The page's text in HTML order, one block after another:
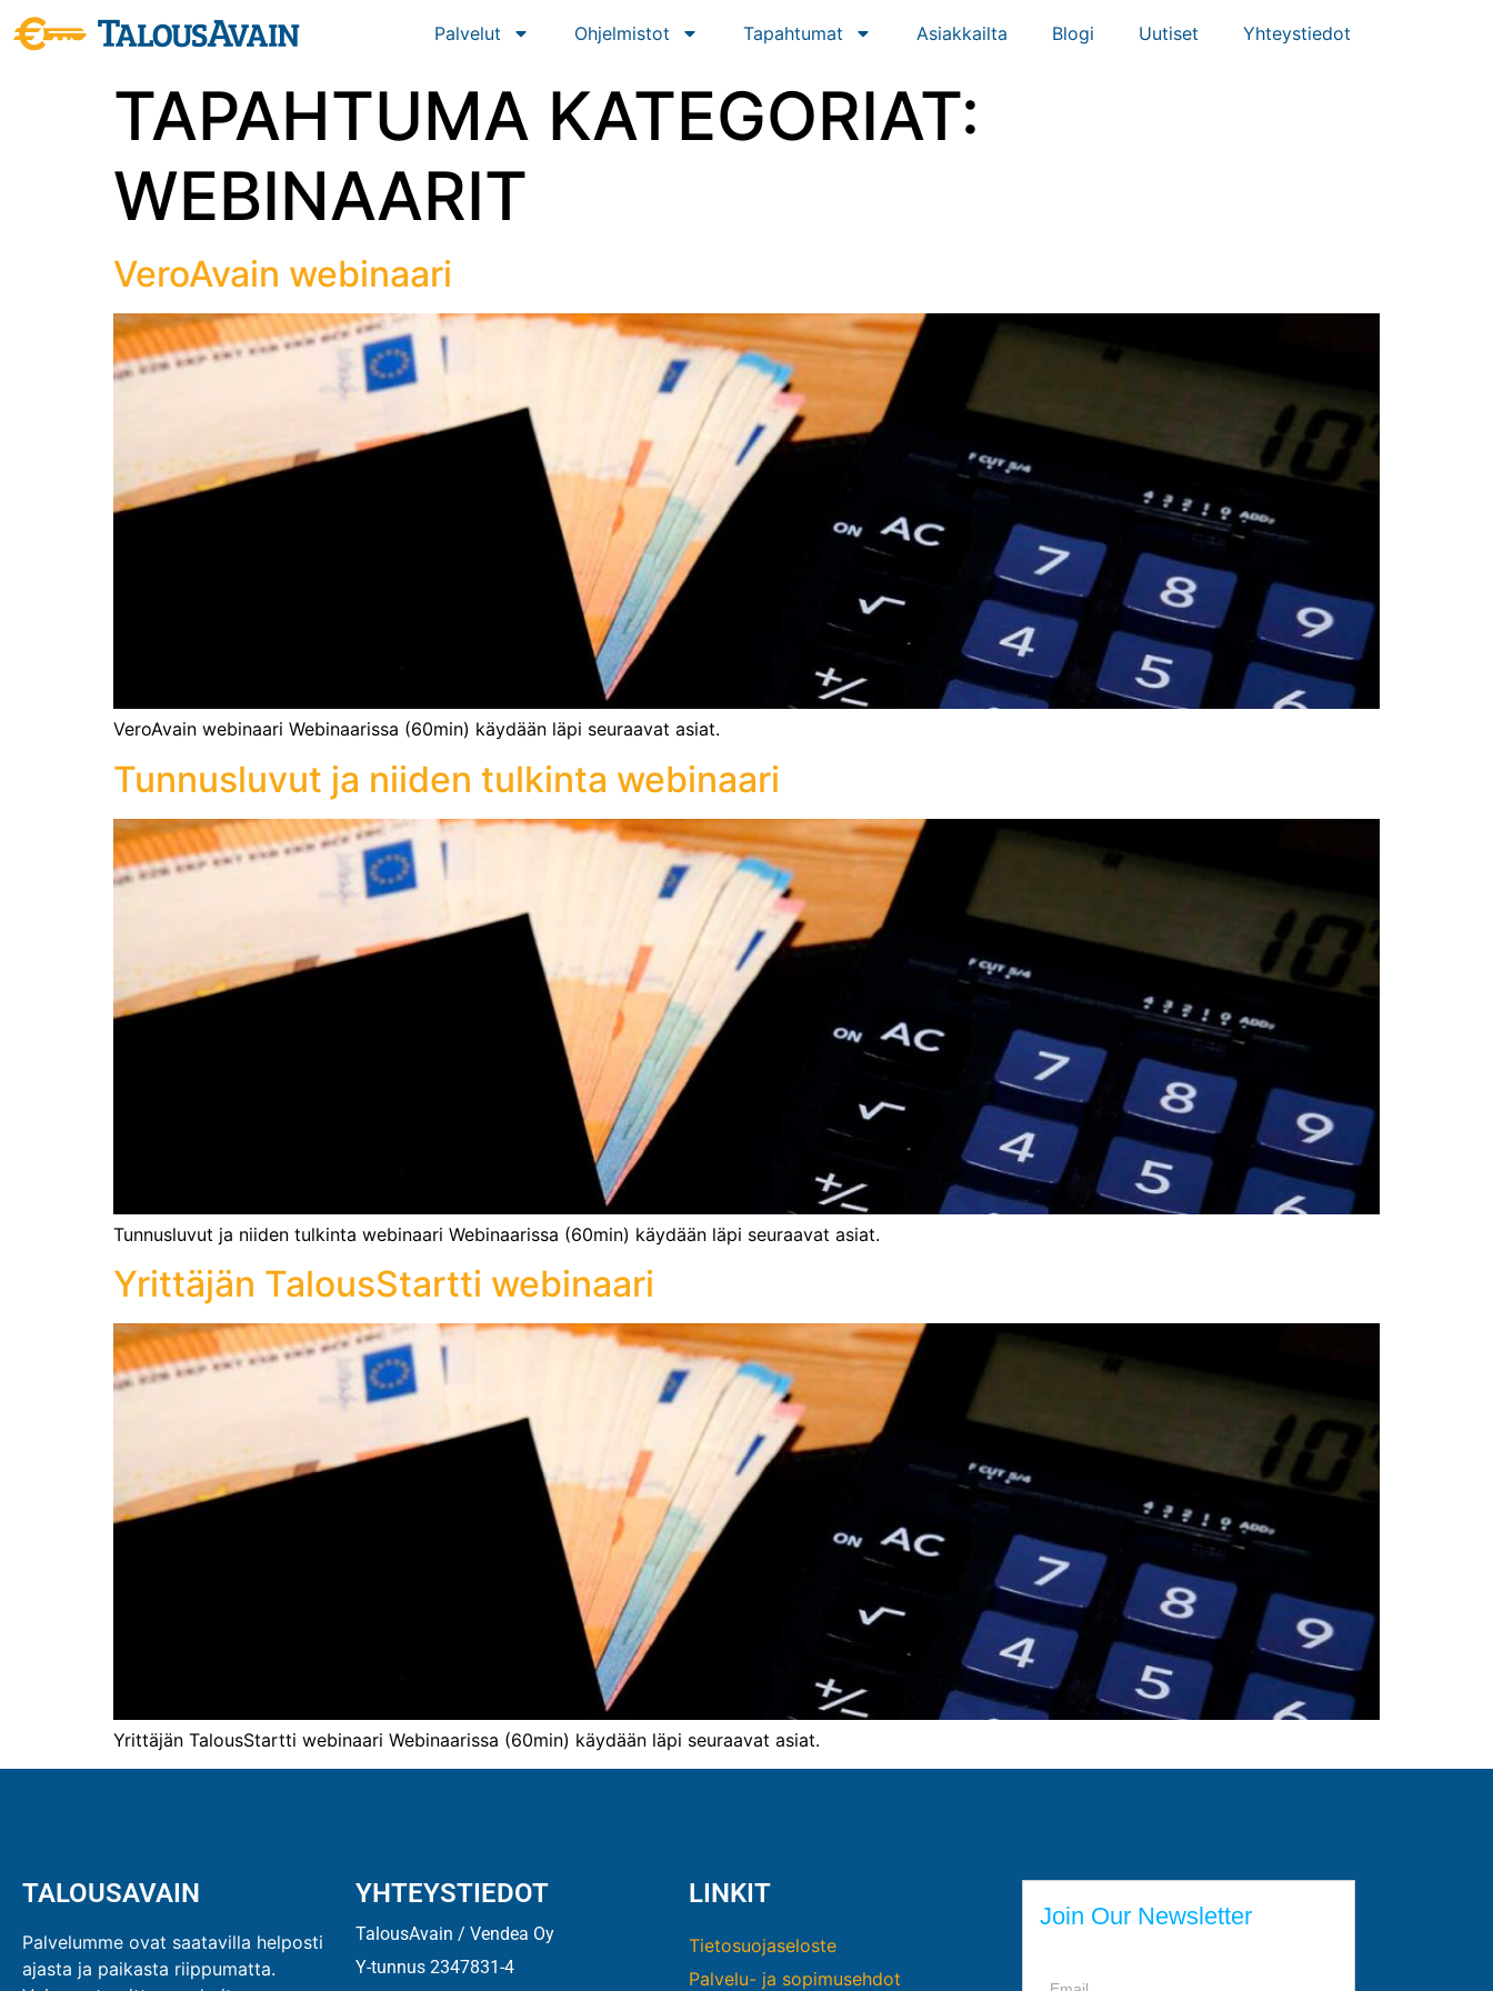
Palvelut Ohjelmistot Tapahtumat Asiakkailta Blogi Uutiset Yhteystiedot
TAPAHTUMA KATEGORIAT:
WEBINAARIT
VeroAvain webinaari
VeroAvain webinaari Webinaarissa (60min) käydään läpi seuraavat asiat.
Tunnusluvut ja niiden tulkinta webinaari
Tunnusluvut ja niiden tulkinta webinaari Webinaarissa (60min) käydään läpi seuraavat asiat.
Yrittäjän TalousStartti webinaari
Yrittäjän TalousStartti webinaari Webinaarissa (60min) käydään läpi seuraavat asiat.
TALOUSAVAIN
Palvelumme ovat saatavilla helposti
ajasta ja paikasta riippumatta.
YHTEYSTIEDOT
TalousAvain / Vendea Oy
Y-tunnus 2347831-4
LINKIT
Tietosuojaseloste
Palvelu- ja sopimusehdot
Join Our Newsletter